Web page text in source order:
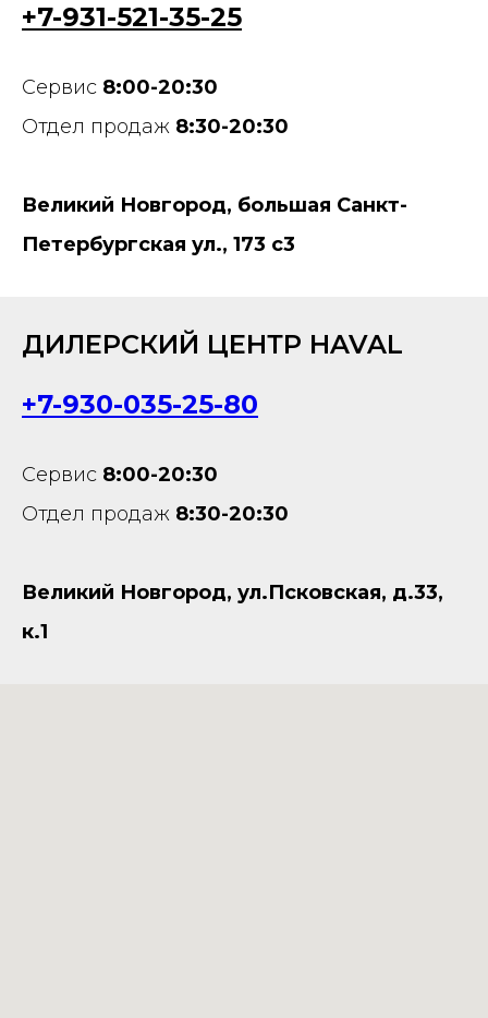
+7-931-521-35-25
Сервис 8:00-20:30
Отдел продаж 8:30-20:30
Великий Новгород, большая Санкт-
Петербургская ул., 173 с3
ДИЛЕРСКИЙ ЦЕНТР HAVAL
+7-930-035-25-80
Сервис 8:00-20:30
Отдел продаж 8:30-20:30
Великий Новгород, ул.Псковская, д.33,
к.1